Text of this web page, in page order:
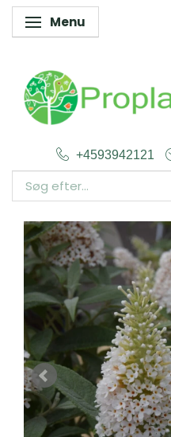
Skifte navigation
Menu
+4593942121